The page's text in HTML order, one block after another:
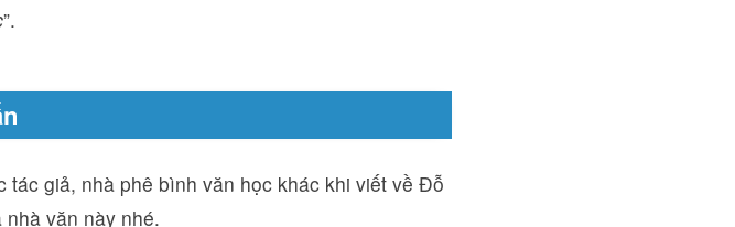
”.
tác giả, nhà phê bình văn học khác khi viết về Đỗ
văn này nhé.